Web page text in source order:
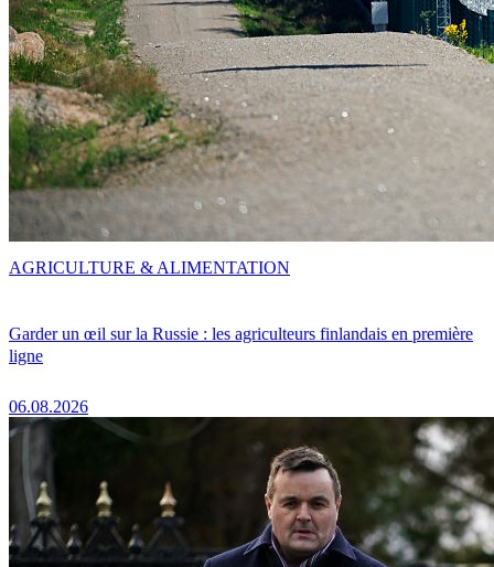
Garder un œil sur la Russie : les agriculteurs finlandais en première
ligne
06.08.2026
AGRICULTURE & ALIMENTATION